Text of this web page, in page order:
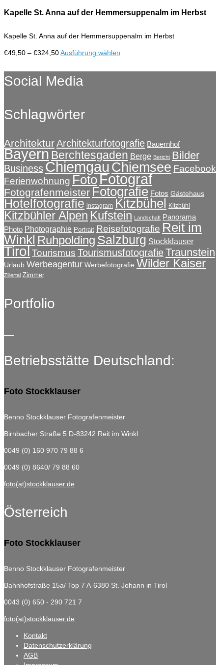
Produktseite
werden
€324,50
mehrere
Varianten
Die
können
Kapelle St. Anna auf der Hemmersuppenalm im Herbst
Kapelle St. Anna auf der Hemmersuppenalm im Herbst
€49,50 – €324,50Preisspanne:
bis
€324,50
Ausführung wählen
weist
auf
der
Produktseite
gewählt
werden
Social Media
Schlagwörter
ArchitekturArchitekturfotografie Bauernhof
Bayern Berchtesgaden Berge Bericht Bilder
BusinessChiemgauChiemsee Facebook
Ferienwohnung FotoFotograf
Fotografenmeister Fotografie Fotos Gästehaus
Hotelfotografie instagram Kitzbühel Kitzbühl
Kitzbühler Alpen Kufstein Landschaft Panorama
Photo Photographie Portrait Reisefotografie Reit im
Winkl Ruhpolding Salzburg Stockklauser
TirolTourismus TourismusfotografieTraunstein
Urlaub Werbeagentur Werbefotografie Wilder Kaiser
Zillertal Zimmer
Portfolio
Betriebsstätte Deutschland:
Foto Stockklauser
Benno Stockklauser Fotografenmeister
Birnbacher Straße 5 D-83242 Reit im Winkl
0049 (0) 160 970 79 88 6
0049 (0) 8640/ 79 88 60
foto(at)stockklauser.de
Österreich
Foto Stockklauser
Benno Stockklauser Fotografenmeister
Bahnhofstraße 15a/ Top 7 A-6380 St. Johann in Tirol
0043 (0) 650 - 290 721 7
foto(at)stockklauser.de
Kontakt
Datenschutzerklärung
AGB